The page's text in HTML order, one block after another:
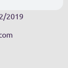
2019